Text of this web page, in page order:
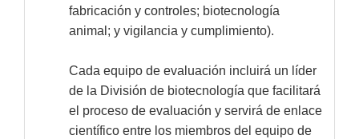
fabricación y controles; biotecnología
animal; y vigilancia y cumplimiento).
Cada equipo de evaluación incluirá un líder
de la División de biotecnología que facilitará
el proceso de evaluación y servirá de enlace
científico entre los miembros del equipo de